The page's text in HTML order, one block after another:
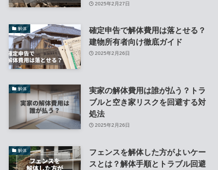
2025年2月27日
解体
確定申告で解体費用は落とせる？
建物所有者向け徹底ガイド
2025年2月26日
解体
実家の解体費用は誰が払う？トラ
ブルと空き家リスクを回避する対
処法
2025年2月26日
解体
フェンスを解体した方がよいケー
スとは？解体手順とトラブル回避